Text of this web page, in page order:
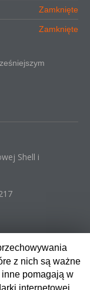
Zamknięte
Zamknięte
Shell i
prawa
z nich są ważne
pomagają w